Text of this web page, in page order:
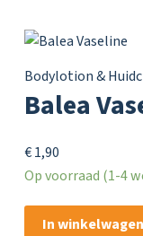
Bodylotion &
Balea
€1,90
Op voorraad (1-4
In winkelwagen